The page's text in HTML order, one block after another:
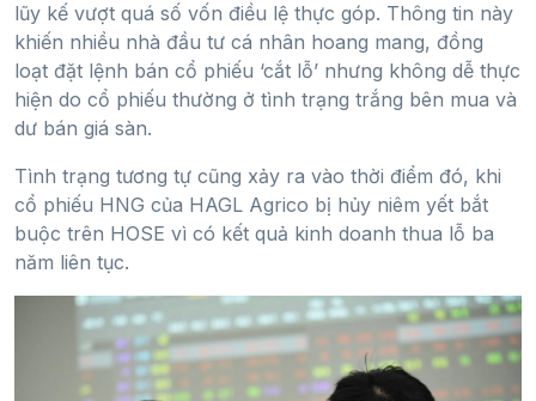
lũy kế vượt quá số vốn điều lệ thực góp. Thông tin này
khiến nhiều nhà đầu tư cá nhân hoang mang, đồng
loạt đặt lệnh bán cổ phiếu ‘cắt lỗ’ nhưng không dễ thực
hiện do cổ phiếu thường ở tình trạng trắng bên mua và
dư bán giá sàn.
Tình trạng tương tự cũng xảy ra vào thời điểm đó, khi
cổ phiếu HNG của HAGL Agrico bị hủy niêm yết bắt
buộc trên HOSE vì có kết quả kinh doanh thua lỗ ba
năm liên tục.